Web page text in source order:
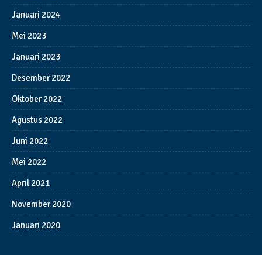
Januari 2024
Mei 2023
Januari 2023
Desember 2022
Oktober 2022
Agustus 2022
Juni 2022
Mei 2022
April 2021
November 2020
Januari 2020